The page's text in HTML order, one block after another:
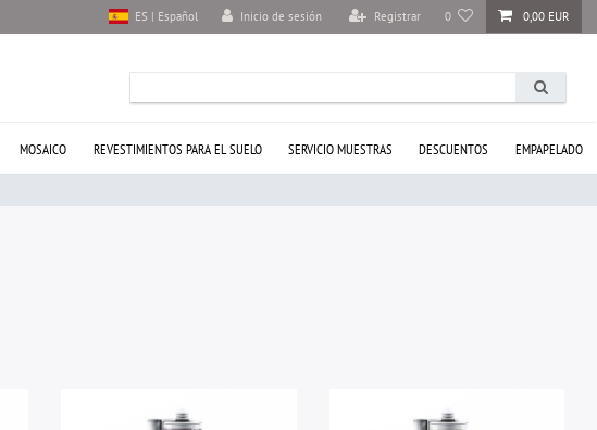
Inicio de sesión Registrar 0 0,00 EUR
ES | Español
MOSAICO REVESTIMIENTOS PARA EL SUELO SERVICIO MUESTRAS DESCUENTOS EMPAPELADO